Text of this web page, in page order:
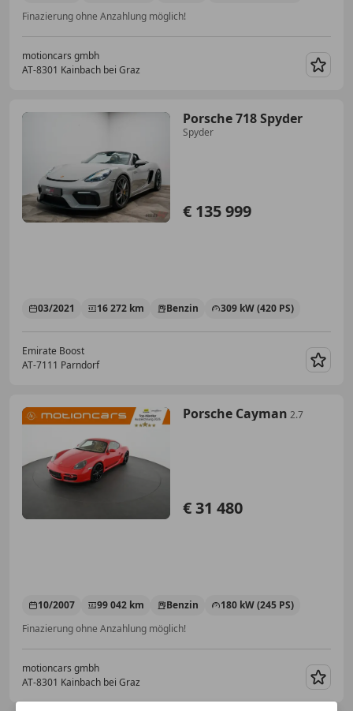
Finazierung ohne Anzahlung möglich!
motioncars gmbh
AT-8301 Kainbach bei Graz
Porsche 718 Spyder
Spyder
€ 135 999
03/2021 16 272 km Benzin 309 kW (420 PS)
Emirate Boost
AT-7111 Parndorf
Porsche Cayman 2.7
€ 31 480
10/2007 99 042 km Benzin
180 kW (245 PS)
Finazierung ohne Anzahlung möglich!
motioncars gmbh
AT-8301 Kainbach bei Graz